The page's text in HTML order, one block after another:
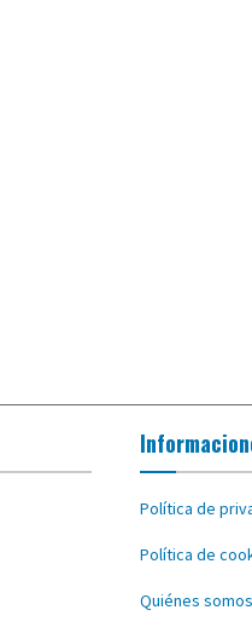
Política de
Política de
Quiénes somos